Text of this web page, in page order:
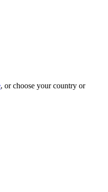
, or choose your country or